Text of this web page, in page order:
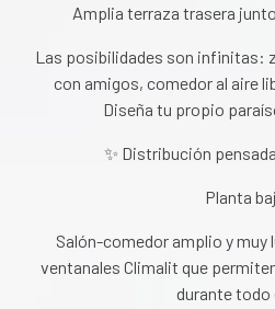
Amplia terraza trasera
Las posibilidades son infinitas:
con amigos, comedor al aire
Diseña tu propio
✨ Distribución
Planta
Salón-comedor amplio y muy
ventanales Climalit que
durante todo